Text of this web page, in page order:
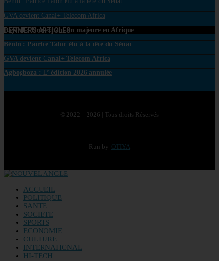
GVA devient Canal+ Telecom Africa
DERNIERS ARTICLES
PayPal : Une expansion majeure en Afrique
Bénin : Patrice Talon élu à la tête du Sénat
GVA devient Canal+ Telecom Africa
Agbogboza : L’ édition 2026 annulée
© 2022 – 2026 | Tous droits Réservés
Run by OTIYA
ACCUEIL
POLITIQUE
SANTE
SOCIETE
SPORTS
ECONOMIE
CULTURE
INTERNATIONAL
HI-TECH